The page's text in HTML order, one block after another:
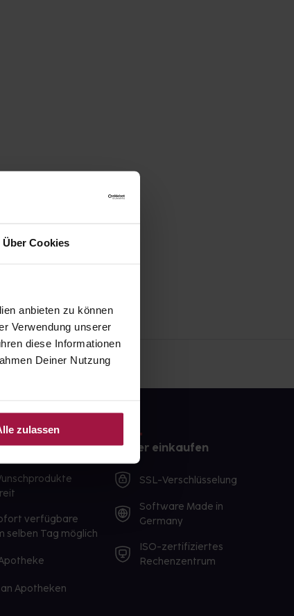
Über Cookies
anbieten zu können
Verwendung unserer
diese Informationen
Deiner Nutzung
zulassen
verfügbare
selben Tag möglich
Apotheken
Sicher einkaufen
SSL-Verschlüsselung
Software Made in
Germany
ISO-zertifiziertes
Rechenzentrum